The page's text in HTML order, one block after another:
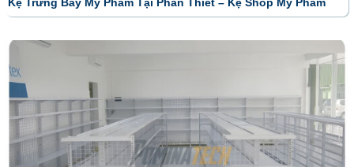
Kệ Trưng Bày Mỹ Phẩm Tại Phan Thiết – Kệ Shop Mỹ Phẩm